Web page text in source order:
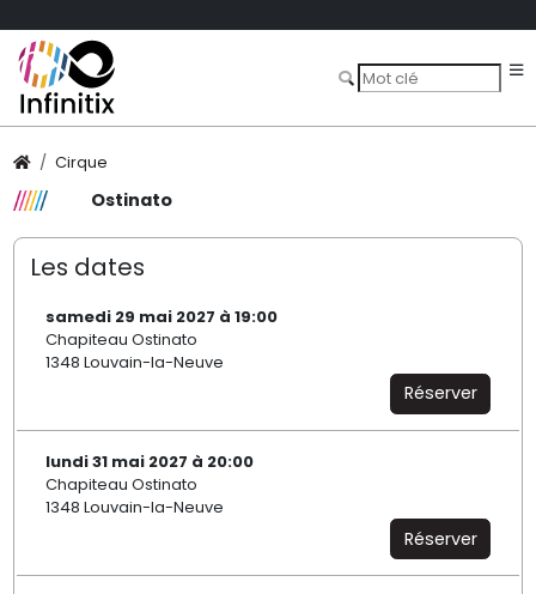
Cirque
Ostinato
Les dates
samedi 29 mai 2027 à 19:00
Chapiteau Ostinato
1348 Louvain-la-Neuve
Réserver
lundi 31 mai 2027 à 20:00
Chapiteau Ostinato
1348 Louvain-la-Neuve
Réserver